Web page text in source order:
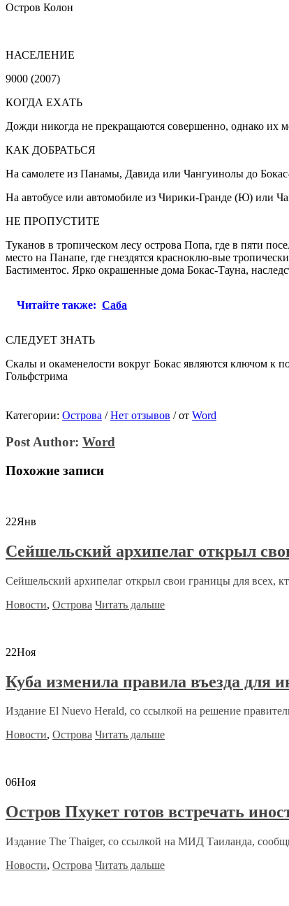
Остров Колон
НАСЕЛЕНИЕ
9000 (2007)
КОГДА ЕХАТЬ
Дожди никогда не прекращаются совершенно, однако их
КАК ДОБРАТЬСЯ
На самолете из Панамы, Давида или Чангуинолы до
На автобусе или автомобиле из Чирики-Гранде (Ю) или
НЕ ПРОПУСТИТЕ
Туканов в тропическом лесу острова Попа, где в пяти
место на Панапе, где гнездятся красноклю-вые
Бастиментос. Ярко окрашенные дома Бокас-Тауна,
Читайте также: Саба
СЛЕДУЕТ ЗНАТЬ
Скалы и окаменелости вокруг Бокас являются ключом к
Гольфстрима
Категории: Острова / Нет отзывов /от Word
Post Author: Word
Похожие записи
22Янв
Сейшельский архипелаг открыл
Сейшельский архипелаг открыл свои границы для всех,
Новости, Острова Читать дальше
22Ноя
Куба изменила правила въезда для
Издание El Nuevo Herald, со ссылкой на решение
Новости, Острова Читать дальше
06Ноя
Остров Пхукет готов встречать
Издание The Thaiger, со ссылкой на МИД Таиланда,
Новости, Острова Читать дальше